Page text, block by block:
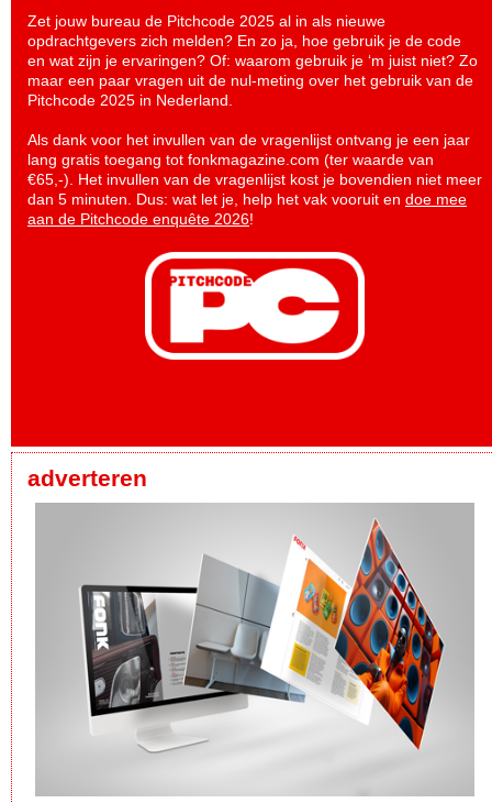
Zet jouw bureau de Pitchcode 2025 al in als nieuwe
opdrachtgevers zich melden? En zo ja, hoe gebruik je de code
en wat zijn je ervaringen? Of: waarom gebruik je ‘m juist niet? Zo
maar een paar vragen uit de nul-meting over het gebruik van de
Pitchcode 2025 in Nederland.
Als dank voor het invullen van de vragenlijst ontvang je een jaar
lang gratis toegang tot fonkmagazine.com (ter waarde van
€65,-). Het invullen van de vragenlijst kost je bovendien niet meer
dan 5 minuten. Dus: wat let je, help het vak vooruit en doe mee
aan de Pitchcode enquête 2026!
adverteren